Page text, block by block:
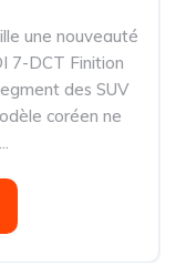
une nouveauté
7-DCT Finition
des SUV
coréen ne